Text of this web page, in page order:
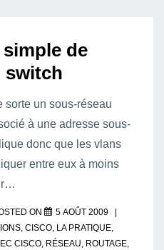
de
switch
sorte un sous-réseau
à une adresse sous-
donc que les vlans
entre eux à moins
ON
5 AOÛT 2009
CISCO LA PRATIQUE
CISCO RÉSEAU ROUTAGE